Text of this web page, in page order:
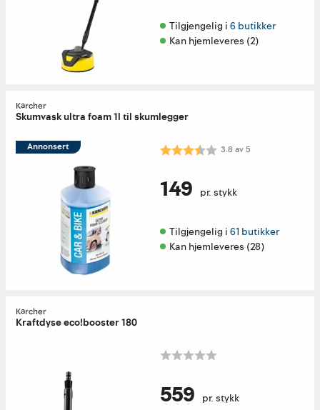
Tilgjengelig i 6 butikker
Kan hjemleveres (2)
Kärcher
Skumvask ultra foam 1l til skumlegger
Annonsert Karakter: 3.8 av 5 mulige
3.8 av5
149 pr. stykk
Tilgjengelig i 61 butikker
Kan hjemleveres (28)
Kärcher
Kraftdyse eco!booster 180
559 pr. stykk